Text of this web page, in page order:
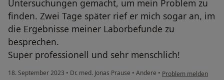
Untersuchungen gemacht, um mein Problem zu
finden. Zwei Tage später rief er mich sogar an, im
die Ergebnisse meiner Laborbefunde zu
besprechen.
Super professionell und sehr menschlich!
18. September 2023 • Dr. med. Jonas Prause • Andere • Problem melden